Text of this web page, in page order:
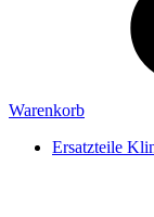
Warenkorb
Ersatzteile